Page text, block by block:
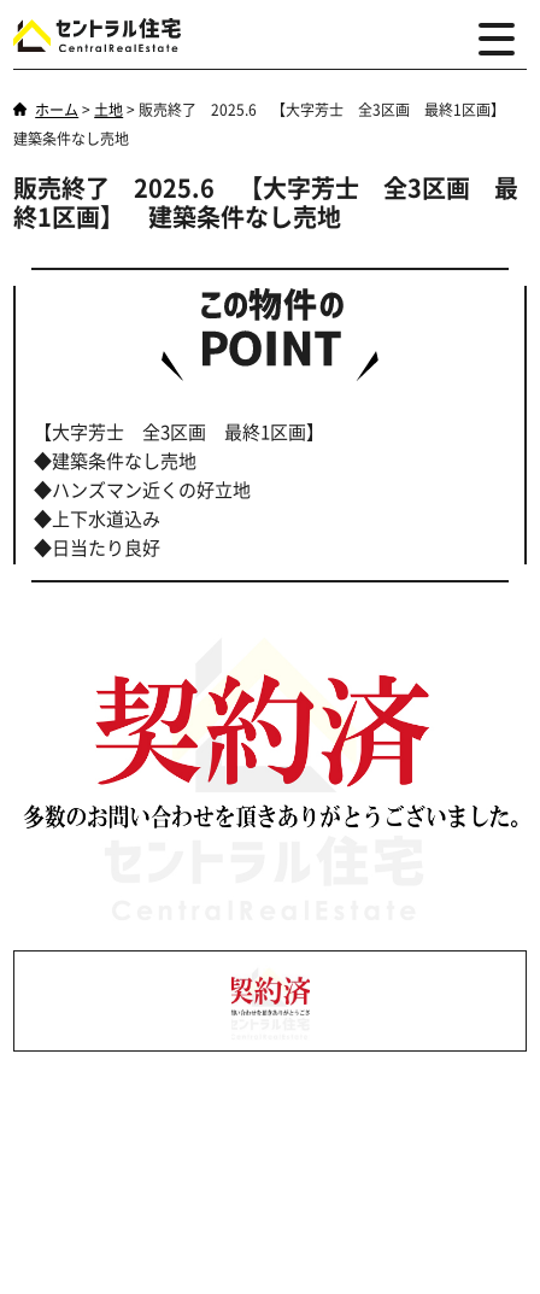
ホーム > 土地> 販売終了 2025.6 【大字芳士 全3区画 最終1区画】
建築条件なし売地
販売終了 2025.6 【大字芳士 全3区画 最
終1区画】 建築条件なし売地
【大字芳士 全3区画 最終1区画】
◆建築条件なし売地
◆ハンズマン近くの好立地
◆上下水道込み
◆日当たり良好